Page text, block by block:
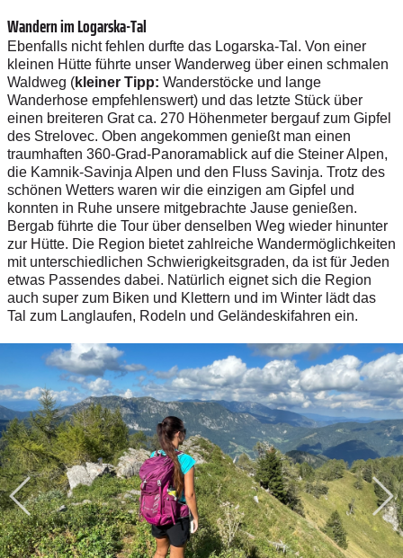
Wandern im Logarska-Tal
Ebenfalls nicht fehlen durfte das Logarska-Tal. Von einer
kleinen Hütte führte unser Wanderweg über einen schmalen
Waldweg (kleiner Tipp: Wanderstöcke und lange
Wanderhose empfehlenswert) und das letzte Stück über
einen breiteren Grat ca. 270 Höhenmeter bergauf zum Gipfel
des Strelovec. Oben angekommen genießt man einen
traumhaften 360-Grad-Panoramablick auf die Steiner Alpen,
die Kamnik-Savinja Alpen und den Fluss Savinja. Trotz des
schönen Wetters waren wir die einzigen am Gipfel und
konnten in Ruhe unsere mitgebrachte Jause genießen.
Bergab führte die Tour über denselben Weg wieder hinunter
zur Hütte. Die Region bietet zahlreiche Wandermöglichkeiten
mit unterschiedlichen Schwierigkeitsgraden, da ist für Jeden
etwas Passendes dabei. Natürlich eignet sich die Region
auch super zum Biken und Klettern und im Winter lädt das
Tal zum Langlaufen, Rodeln und Geländeskifahren ein.